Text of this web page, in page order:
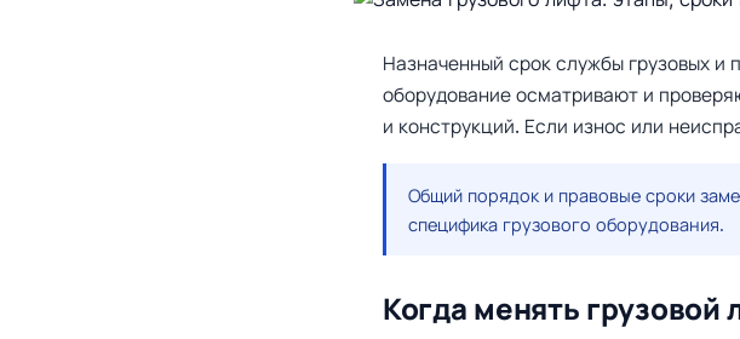
Назначенный срок службы грузовых
оборудование осматривают и
и конструкций. Если износ или
Общий порядок и правовые сроки
специфика грузового оборудования.
Когда менять грузовой